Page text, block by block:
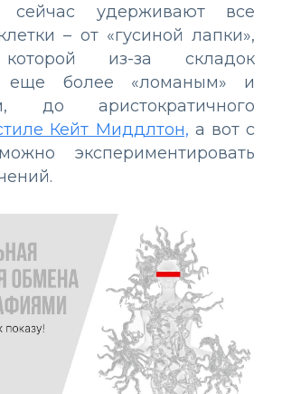
сейчас удерживают все
– от «гусиной лапки»,
из-за складок
еще более «ломаным» и
до аристократичного
Кейт Миддлтон, а вот с
экспериментировать